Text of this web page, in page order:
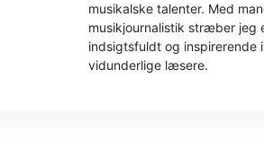
musikalske talenter. Med
musikjournalistik stræber jeg
indsigtsfuldt og inspirerende
vidunderlige læsere.